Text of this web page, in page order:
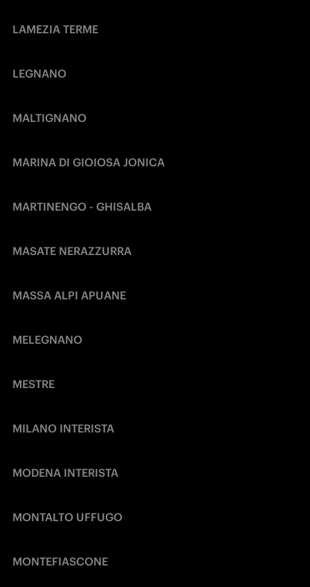
LAMEZIA TERME
LEGNANO
MALTIGNANO
MARINA DI GIOIOSA JONICA
MARTINENGO - GHISALBA
MASATE NERAZZURRA
MASSA ALPI APUANE
MELEGNANO
MESTRE
MILANO INTERISTA
MODENA INTERISTA
MONTALTO UFFUGO
MONTEFIASCONE